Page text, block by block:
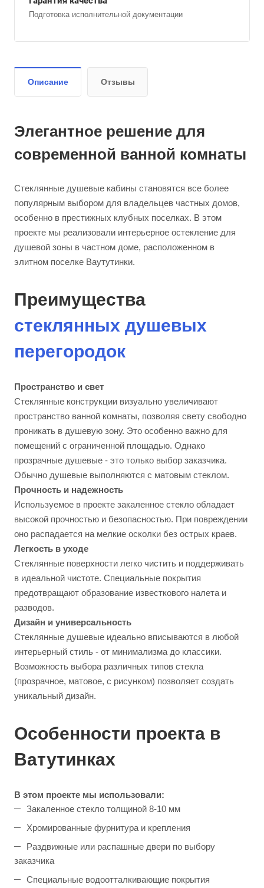
Подготовка исполнительной документации
Описание Отзывы
Элегантное решение для
современной ванной комнаты
Стеклянные душевые кабины становятся все более
популярным выбором для владельцев частных домов,
особенно в престижных клубных поселках. В этом
проекте мы реализовали интерьерное остекление для
душевой зоны в частном доме, расположенном в
элитном поселке Ваутутинки.
Преимущества
стеклянных душевых
перегородок
Пространство и свет
Стеклянные конструкции визуально увеличивают
пространство ванной комнаты, позволяя свету свободно
проникать в душевую зону. Это особенно важно для
помещений с ограниченной площадью. Однако
прозрачные душевые - это только выбор заказчика.
Обычно душевые выполняются с матовым стеклом.
Прочность и надежность
Используемое в проекте закаленное стекло обладает
высокой прочностью и безопасностью. При повреждении
оно распадается на мелкие осколки без острых краев.
Легкость в уходе
Стеклянные поверхности легко чистить и поддерживать
в идеальной чистоте. Специальные покрытия
предотвращают образование известкового налета и
разводов.
Дизайн и универсальность
Стеклянные душевые идеально вписываются в любой
интерьерный стиль - от минимализма до классики.
Возможность выбора различных типов стекла
(прозрачное, матовое, с рисунком) позволяет создать
уникальный дизайн.
Особенности проекта в
Ватутинках
В этом проекте мы использовали:
Закаленное стекло толщиной 8-10 мм
Хромированные фурнитура и крепления
Раздвижные или распашные двери по выбору
заказчика
Специальные водоотталкивающие покрытия